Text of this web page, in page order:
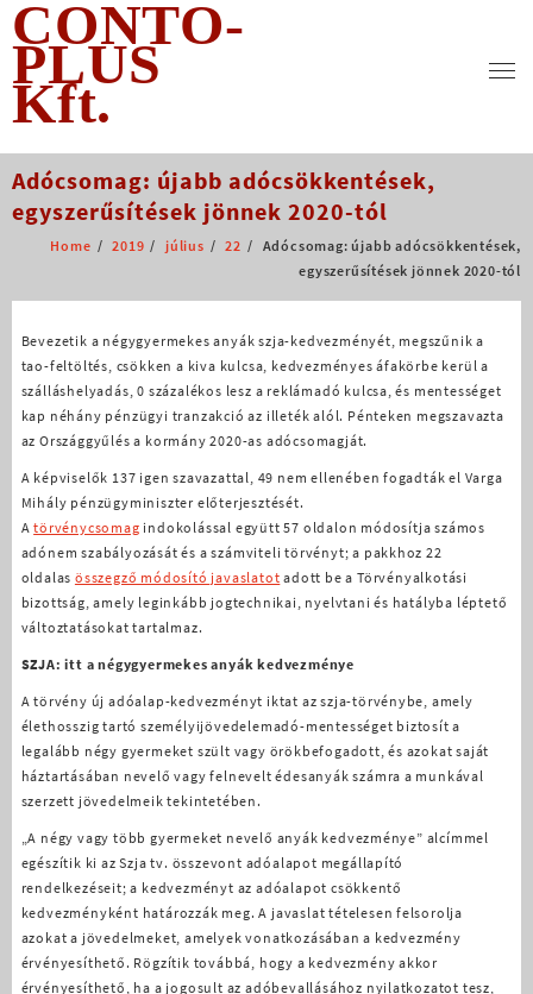
Skip
content
CONTO-
PLUS
Kft.
Adócsomag: újabb adócsökkentések,
egyszerűsítések jönnek 2020-tól
Home 2019 július 22
Adócsomag: újabb adócsökkentések,
egyszerűsítések jönnek 2020-tól
Bevezetik a négygyermekes anyák szja-kedvezményét, megszűnik a
tao-feltöltés, csökken a kiva kulcsa, kedvezményes áfakörbe kerül a
szálláshelyadás, 0 százalékos lesz a reklámadó kulcsa, és mentességet
kap néhány pénzügyi tranzakció az illeték alól. Pénteken megszavazta
az Országgyűlés a kormány 2020-as adócsomagját.
A képviselők 137 igen szavazattal, 49 nem ellenében fogadták el Varga
Mihály pénzügyminiszter előterjesztését.
Atörvénycsomag indokolással együtt 57 oldalon módosítja számos
adónem szabályozását és a számviteli törvényt; a pakkhoz 22
oldalas összegző módosító javaslatot adott be a Törvényalkotási
bizottság, amely leginkább jogtechnikai, nyelvtani és hatályba léptető
változtatásokat tartalmaz.
SZJA: itt a négygyermekes anyák kedvezménye
A törvény új adóalap-kedvezményt iktat az szja-törvénybe, amely
élethosszig tartó személyijövedelemadó-mentességet biztosít a
legalább négy gyermeket szült vagy örökbefogadott, és azokat saját
háztartásában nevelő vagy felnevelt édesanyák számra a munkával
szerzett jövedelmeik tekintetében.
„A négy vagy több gyermeket nevelő anyák kedvezménye” alcímmel
egészítik ki az Szja tv. összevont adóalapot megállapító
rendelkezéseit; a kedvezményt az adóalapot csökkentő
kedvezményként határozzák meg. A javaslat tételesen felsorolja
azokat a jövedelmeket, amelyek vonatkozásában a kedvezmény
érvényesíthető. Rögzítik továbbá, hogy a kedvezmény akkor
érvényesíthető, ha a jogosult az adóbevallásához nyilatkozatot tesz,